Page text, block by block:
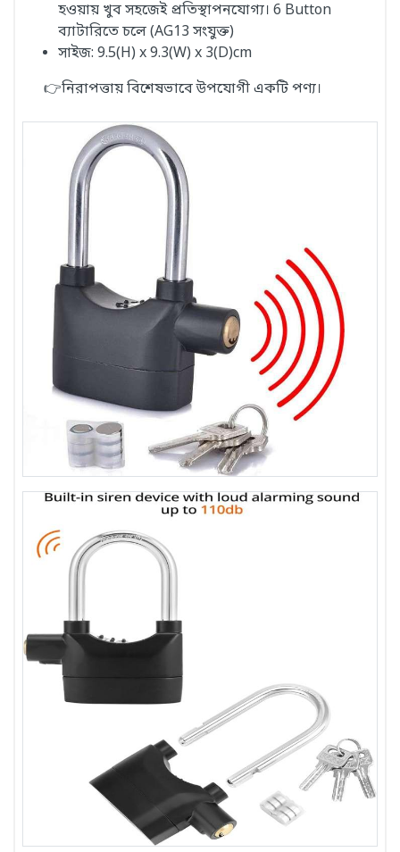
হওয়ায় খুব সহজেই প্রতিস্থাপনযোগ্য। 6 Button
ব্যাটারিতে চলে (AG13 সংযুক্ত)
সাইজ: 9.5(H) x 9.3(W) x 3(D)cm
👉নিরাপত্তায় বিশেষভাবে উপযোগী একটি পণ্য।